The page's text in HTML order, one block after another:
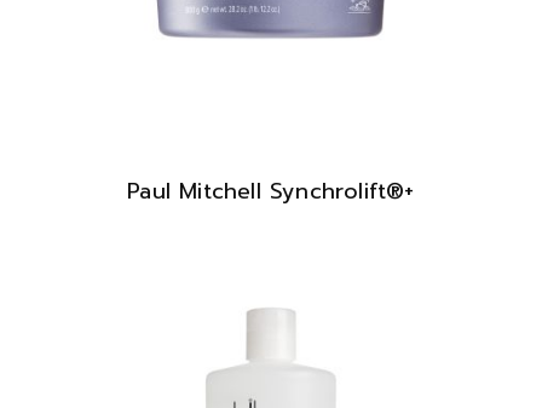
Paul Mitchell Synchrolift®+